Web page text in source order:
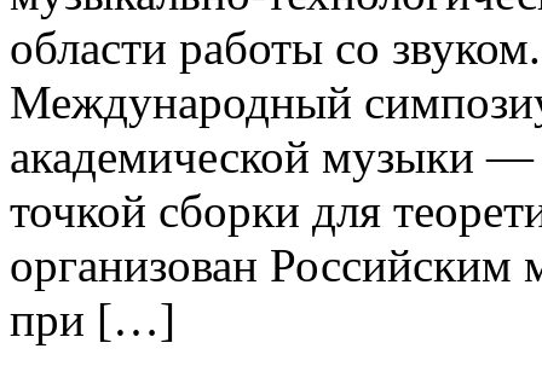
области работы со
Международный
академической музыки
точкой сборки для
организован
при […]